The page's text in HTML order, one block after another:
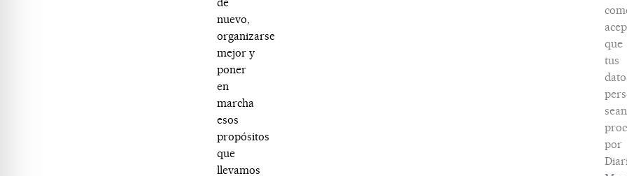
nuevo,
organizarse
mejor y
poner
en
marcha
esos
propósitos
que
llevamos
que
tus
sean
por